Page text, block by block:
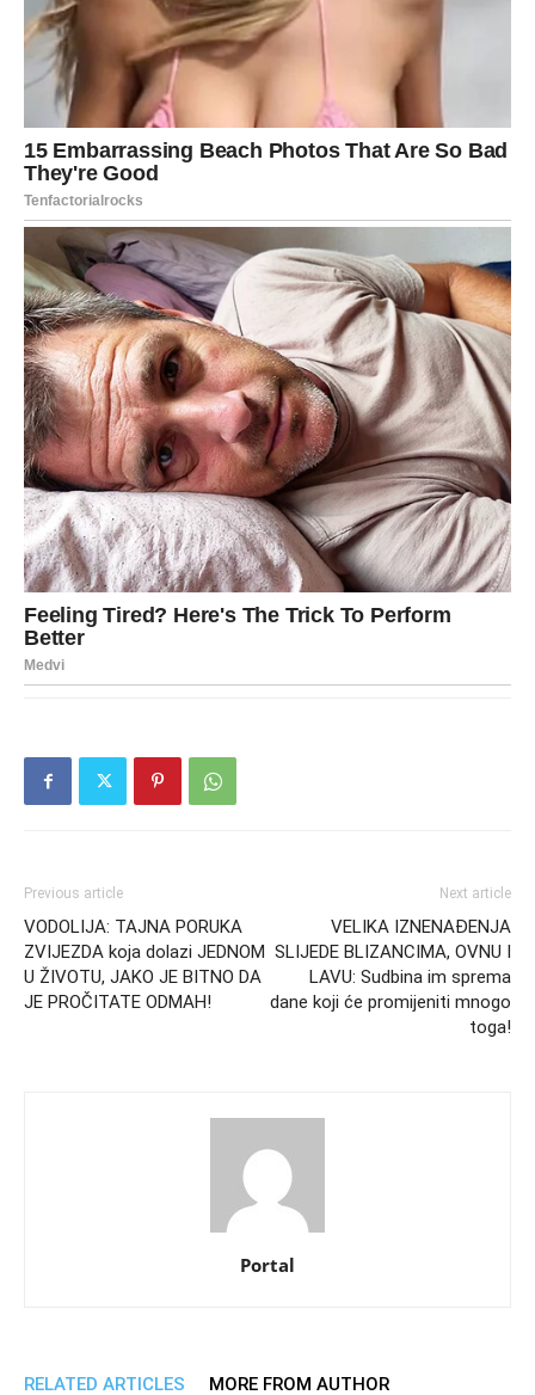
Previous article
VODOLIJA: TAJNA PORUKA
ZVIJEZDA koja dolazi JEDNOM
U ŽIVOTU, JAKO JE BITNO DA
JE PROČITATE ODMAH!
Next article
VELIKA IZNENAĐENJA
SLIJEDE BLIZANCIMA, OVNU I
LAVU: Sudbina im sprema
dane koji će promijeniti mnogo
toga!
Portal
RELATED ARTICLES MORE FROM AUTHOR